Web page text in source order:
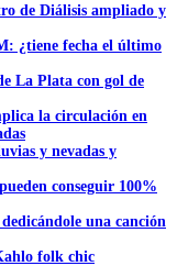
de Diálisis ampliado y
¿tiene fecha el último
La Plata con gol de
la circulación en
y nevadas y
conseguir 100%
una canción
folk chic